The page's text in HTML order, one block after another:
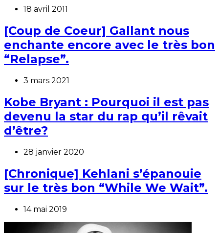
18 avril 2011
[Coup de Coeur] Gallant nous
enchante encore avec le très bon
“Relapse”.
3 mars 2021
Kobe Bryant : Pourquoi il est pas
devenu la star du rap qu’il rêvait
d’être?
28 janvier 2020
[Chronique] Kehlani s’épanouie
sur le très bon “While We Wait”.
14 mai 2019